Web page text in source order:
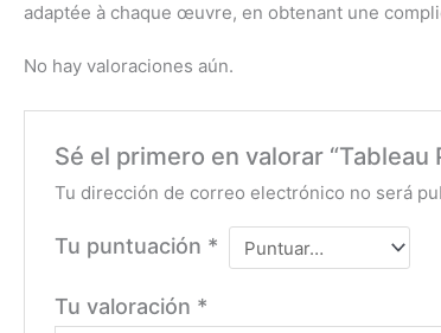
adaptée à chaque œuvre, en obtenant une
No hay valoraciones aún.
Sé el primero en valorar “Tableau
Tu dirección de correo electrónico no será
Tu puntuación *
Tu valoración *